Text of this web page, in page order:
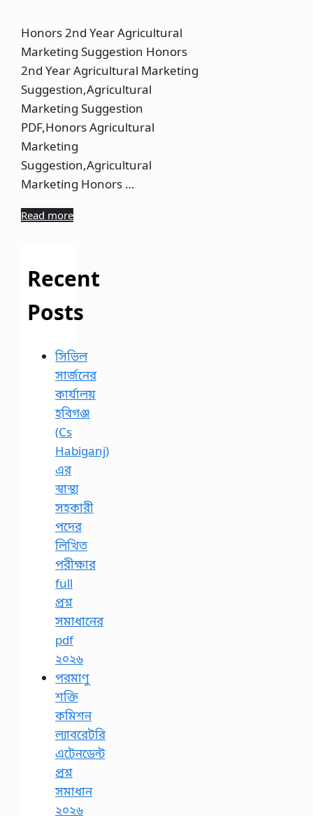
Honors 2nd Year Agricultural
Marketing Suggestion Honors
2nd Year Agricultural Marketing
Suggestion,Agricultural
Marketing Suggestion
PDF,Honors Agricultural
Marketing
Suggestion,Agricultural
Marketing Honors …
Read more
Recent
Posts
সিভিল
সার্জনের
কার্যালয়
হবিগঞ্জ
(Cs
Habiganj)
এর
স্বাস্থ্য
সহকারী
পদের
লিখিত
পরীক্ষার
full
প্রশ্ন
সমাধানের
pdf
২০২৬
পরমাণু
শক্তি
কমিশন
ল্যাবরেটরি
এটেনডেন্ট
প্রশ্ন
সমাধান
২০২৬